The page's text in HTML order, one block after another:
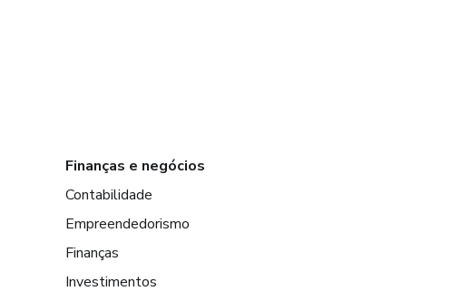
Finanças e negócios
Contabilidade
Empreendedorismo
Finanças
Investimentos